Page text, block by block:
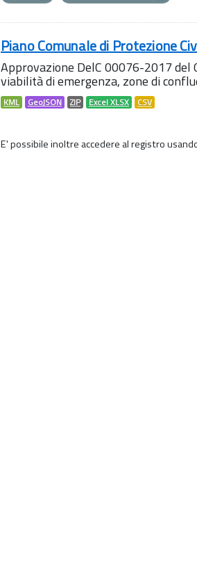
Piano Comunale di Protezione
Approvazione DelC 00076-2017 del
viabilità di emergenza, zone di
KML GeoJSON ZIP Excel XLSX CSV
E' possibile inoltre accedere al registro